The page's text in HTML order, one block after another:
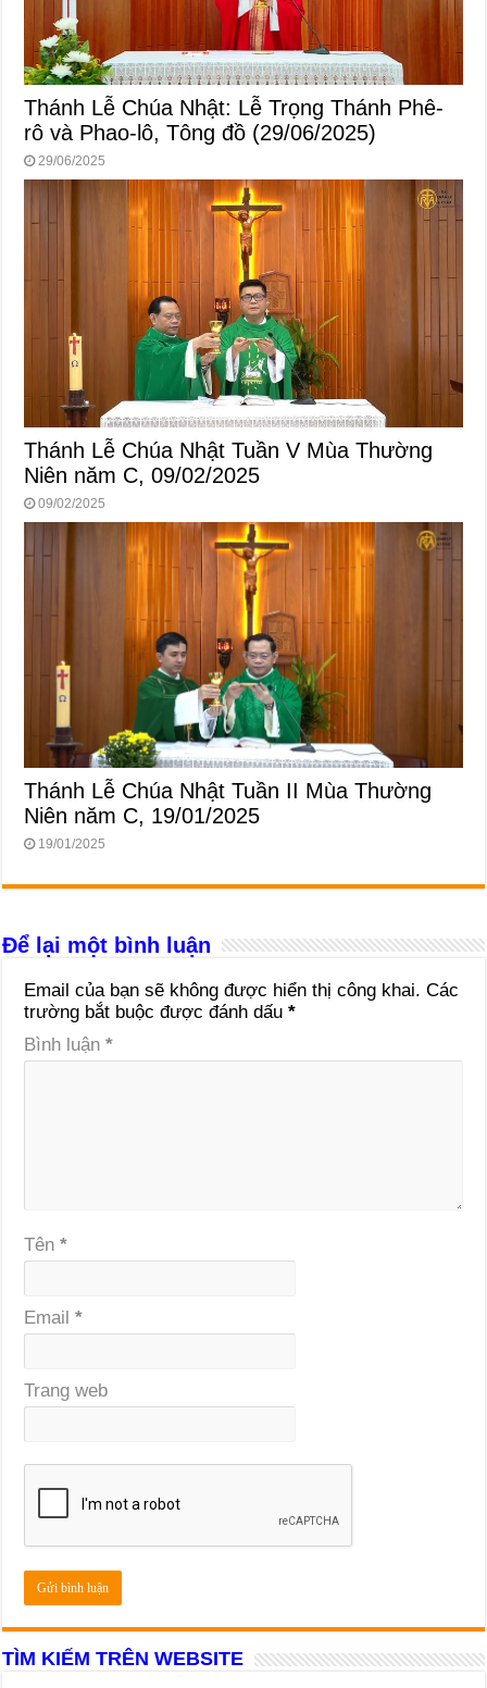
Thánh Lễ Chúa Nhật: Lễ Trọng Thánh Phê-
rô và Phao-lô, Tông đồ (29/06/2025)
29/06/2025
Thánh Lễ Chúa Nhật Tuần V Mùa Thường
Niên năm C, 09/02/2025
09/02/2025
Thánh Lễ Chúa Nhật Tuần II Mùa Thường
Niên năm C, 19/01/2025
19/01/2025
Để lại một bình luận
Email của bạn sẽ không được hiển thị công khai. Các
trường bắt buộc được đánh dấu*
Bình luận*
Tên*
Email*
Trang web
TÌM KIẾM TRÊN WEBSITE